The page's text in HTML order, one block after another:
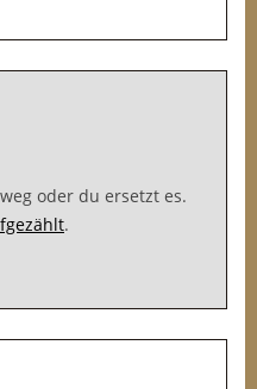
oder du ersetzt es.
.